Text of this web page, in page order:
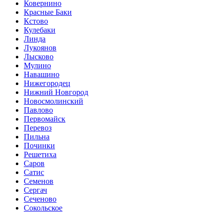
Ковернино
Красные Баки
Кстово
Кулебаки
Линда
Лукоянов
Лысково
Мулино
Навашино
Нижегородец
Нижний Новгород
Новосмолинский
Павлово
Первомайск
Перевоз
Пильна
Починки
Решетиха
Саров
Сатис
Семенов
Сергач
Сеченово
Сокольское